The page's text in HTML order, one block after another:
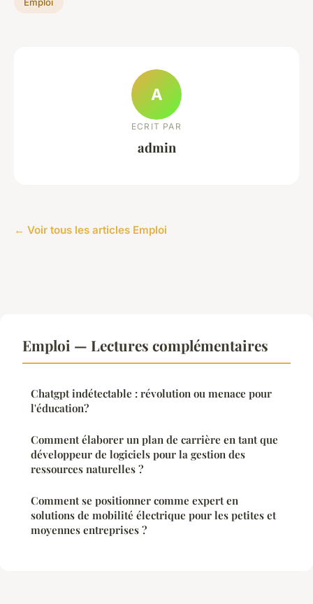
A
ECRIT PAR
admin
← Voir tous les articles Emploi
Emploi — Lectures complémentaires
Chatgpt indétectable : révolution ou menace pour
l'éducation?
Comment élaborer un plan de carrière en tant que
développeur de logiciels pour la gestion des
ressources naturelles ?
Comment se positionner comme expert en
solutions de mobilité électrique pour les petites et
moyennes entreprises ?